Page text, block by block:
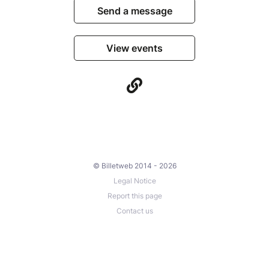
Send a message
View events
© Billetweb 2014 - 2026
Legal Notice
Report this page
Contact us